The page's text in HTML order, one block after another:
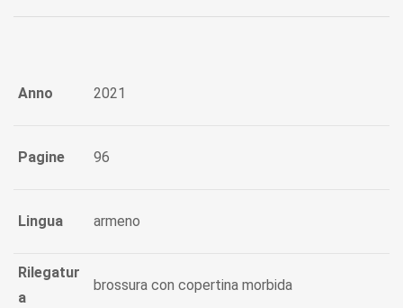
Anno 2021
Pagine 96
Lingua armeno
Rilegatur
a
brossura con copertina morbida